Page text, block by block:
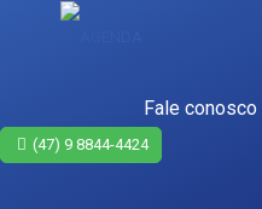
Fale conosco
(47) 9 8844-4424